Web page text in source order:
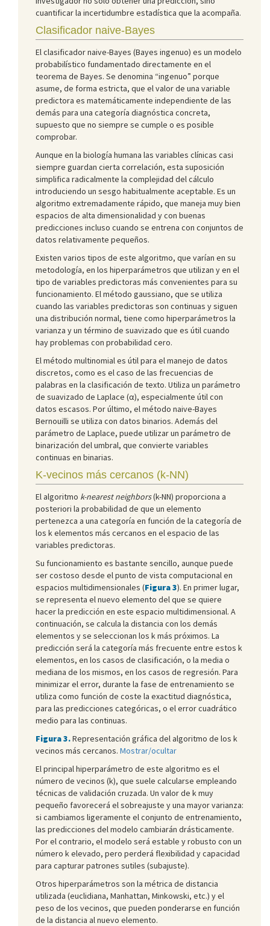
cuantificar la incertidumbre estadística que la acompaña.
Clasificador naive-Bayes
El clasificador naive-Bayes (Bayes ingenuo) es un modelo
probabilístico fundamentado directamente en el
teorema de Bayes. Se denomina “ingenuo” porque
asume, de forma estricta, que el valor de una variable
predictora es matemáticamente independiente de las
demás para una categoría diagnóstica concreta,
supuesto que no siempre se cumple o es posible
comprobar.
Aunque en la biología humana las variables clínicas casi
siempre guardan cierta correlación, esta suposición
simplifica radicalmente la complejidad del cálculo
introduciendo un sesgo habitualmente aceptable. Es un
algoritmo extremadamente rápido, que maneja muy bien
espacios de alta dimensionalidad y con buenas
predicciones incluso cuando se entrena con conjuntos de
datos relativamente pequeños.
Existen varios tipos de este algoritmo, que varían en su
metodología, en los hiperparámetros que utilizan y en el
tipo de variables predictoras más convenientes para su
funcionamiento. El método gaussiano, que se utiliza
cuando las variables predictoras son continuas y siguen
una distribución normal, tiene como hiperparámetros la
varianza y un término de suavizado que es útil cuando
hay problemas con probabilidad cero.
El método multinomial es útil para el manejo de datos
discretos, como es el caso de las frecuencias de
palabras en la clasificación de texto. Utiliza un parámetro
de suavizado de Laplace (α), especialmente útil con
datos escasos. Por último, el método naive-Bayes
Bernouilli se utiliza con datos binarios. Además del
parámetro de Laplace, puede utilizar un parámetro de
binarización del umbral, que convierte variables
continuas en binarias.
K-vecinos más cercanos (k-NN)
El algoritmo k-nearest neighbors(k-NN) proporciona a
posteriori la probabilidad de que un elemento
pertenezca a una categoría en función de la categoría de
los k elementos más cercanos en el espacio de las
variables predictoras.
Su funcionamiento es bastante sencillo, aunque puede
ser costoso desde el punto de vista computacional en
espacios multidimensionales (Figura 3). En primer lugar,
se representa el nuevo elemento del que se quiere
hacer la predicción en este espacio multidimensional. A
continuación, se calcula la distancia con los demás
elementos y se seleccionan los k más próximos. La
predicción será la categoría más frecuente entre estos k
elementos, en los casos de clasificación, o la media o
mediana de los mismos, en los casos de regresión. Para
minimizar el error, durante la fase de entrenamiento se
utiliza como función de coste la exactitud diagnóstica,
para las predicciones categóricas, o el error cuadrático
medio para las continuas.
Figura 3.Representación gráfica del algoritmo de los k
vecinos más cercanos. Mostrar/ocultar
El principal hiperparámetro de este algoritmo es el
número de vecinos (k), que suele calcularse empleando
técnicas de validación cruzada. Un valor de k muy
pequeño favorecerá el sobreajuste y una mayor varianza:
si cambiamos ligeramente el conjunto de entrenamiento,
las predicciones del modelo cambiarán drásticamente.
Por el contrario, el modelo será estable y robusto con un
número k elevado, pero perderá flexibilidad y capacidad
para capturar patrones sutiles (subajuste).
Otros hiperparámetros son la métrica de distancia
utilizada (euclidiana, Manhattan, Minkowski, etc.) y el
peso de los vecinos, que pueden ponderarse en función
de la distancia al nuevo elemento.